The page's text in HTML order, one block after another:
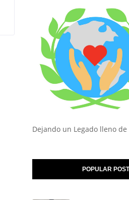
Dejando un Legado lleno de
POPULAR